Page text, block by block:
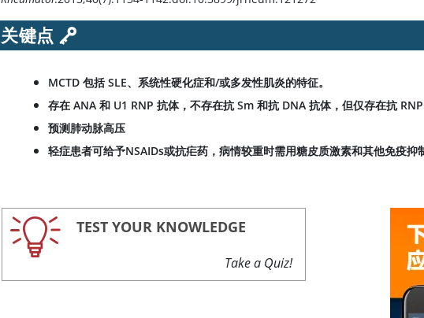
关键点
MCTD 包括 SLE、系统性硬化症和/或多发性肌炎的特征。
存在 ANA 和 U1 RNP 抗体，不存在抗 Sm 和抗 DNA 抗体，但仅存在抗 RNP
预测肺动脉高压
轻症患者可给予NSAIDs或抗疟药，病情较重时需用糖皮质激素和其他免疫抑
TEST YOUR KNOWLEDGE
Take a Quiz!